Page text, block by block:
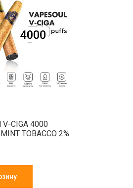
V-CIGA 4000
TOBACCO 2%